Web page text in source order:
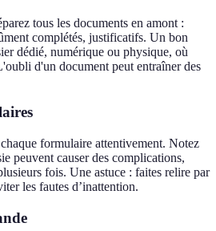
tous les documents en amont :
complétés, justificatifs. Un bon
dédié, numérique ou physique, où
d'un document peut entraîner des
formulaire attentivement. Notez
peuvent causer des complications,
fois. Une astuce : faites relire par
les fautes d’inattention.